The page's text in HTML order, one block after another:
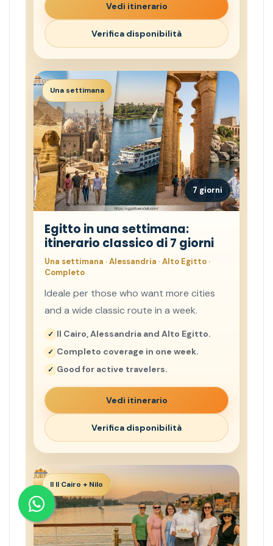
Vedi itinerario
Verifica disponibilità
Una settimana
7 giorni
Egitto in una settimana:
itinerario classico di 7 giorni
Una settimana · Alessandria · Alto Egitto ·
Completo
Ideale per those who want more cities
and a wide classic route in a week.
Il Cairo, Alessandria and Alto Egitto.
Completo coverage in one week.
Good for active travelers.
Vedi itinerario
Verifica disponibilità
Il Il Cairo + Nilo